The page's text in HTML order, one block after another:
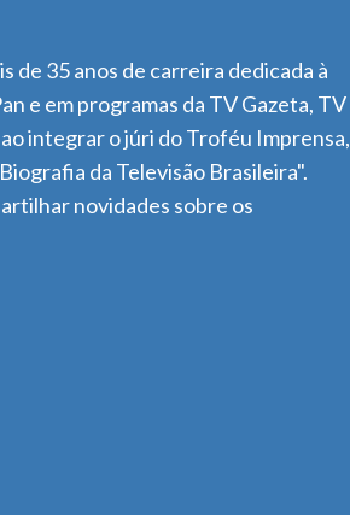
de 35 anos de carreira dedicada à
e em programas da TV Gazeta, TV
integrar o júri do Troféu Imprensa,
da Televisão Brasileira".
novidades sobre os